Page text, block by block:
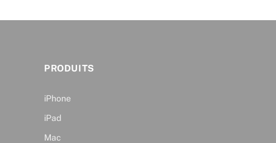
PRODUITS
iPhone
iPad
Mac